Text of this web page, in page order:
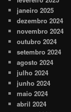
janeiro 2025
dezembro 2024
novembro 2024
outubro 2024
setembro 2024
agosto 2024
julho 2024
junho 2024
maio 2024
abril 2024